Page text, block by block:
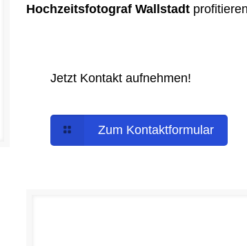
Hochzeitsfotograf Wallstadt
Jetzt Kontakt aufnehmen!
Zum Kontaktformular